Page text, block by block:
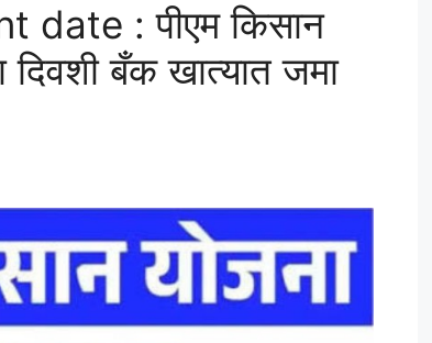
date : पीएम किसान
बँक खात्यात जमा